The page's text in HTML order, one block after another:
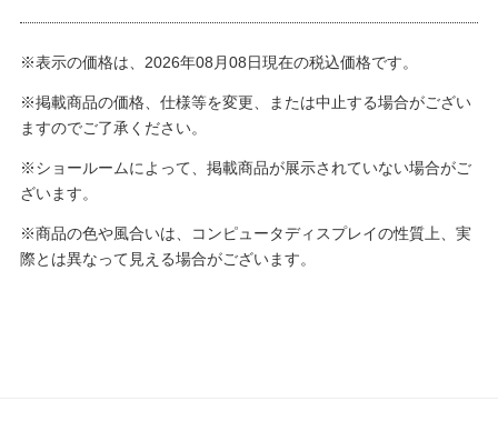
※表示の価格は、2026年08月08日現在の税込価格です。
※掲載商品の価格、仕様等を変更、または中止する場合がござい
ますのでご了承ください。
※ショールームによって、掲載商品が展示されていない場合がご
ざいます。
※商品の色や風合いは、コンピュータディスプレイの性質上、実
際とは異なって見える場合がございます。